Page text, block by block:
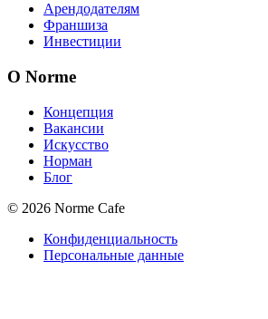
Арендодателям
Франшиза
Инвестиции
О Norme
Концепция
Вакансии
Искусство
Норман
Блог
© 2026 Norme Cafe
Конфиденциальность
Персональные данные